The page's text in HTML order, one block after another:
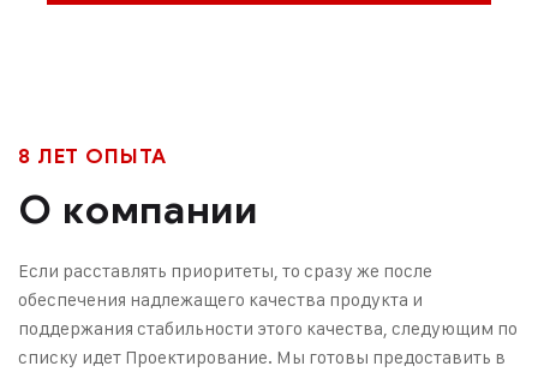
8 ЛЕТ ОПЫТА
О компании
Если расставлять приоритеты, то сразу же после
обеспечения надлежащего качества продукта и
поддержания стабильности этого качества, следующим по
списку идет Проектирование. Мы готовы предоставить в